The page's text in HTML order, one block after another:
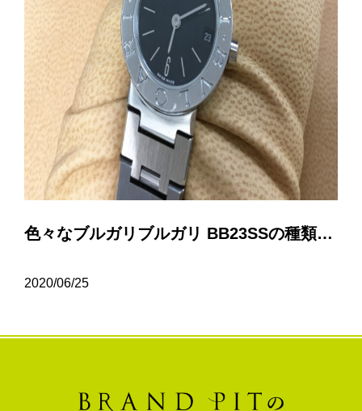
色々なブルガリブルガリ BB23SSの種類について…
2020/06/25